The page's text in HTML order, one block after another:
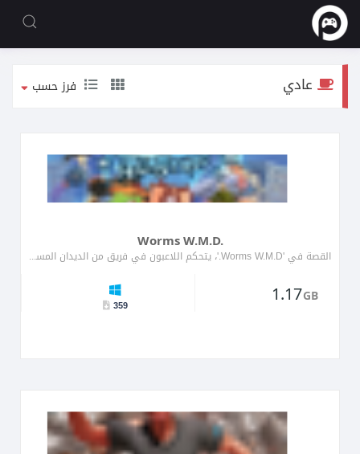
عادي فرز حسب
Worms W.M.D.
القصة في 'Worms W.M.D.'، يتحكم اللاعبون في فريق من الديدان المسلحة بمجموعة من الأسلحة والأدوات، ويتقاتلون ضد فرق أ�...
359
1.17GB